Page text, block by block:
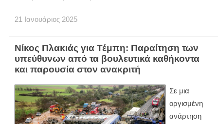
21 Ιανουάριος 2025
Νίκος Πλακιάς για Τέμπη: Παραίτηση των
υπεύθυνων από τα βουλευτικά καθήκοντα
και παρουσία στον ανακριτή
Σε μια
οργισμένη
ανάρτηση